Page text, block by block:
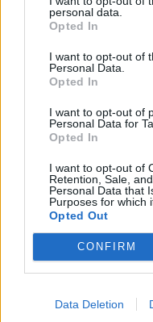
personal data.
Opted In
I want to opt-out of
Personal Data.
Opted In
I want to opt-out of
Personal Data for
Opted In
I want to opt-out of
Retention, Sale,
Personal Data that
Purposes for which
Opted Out
CONFIRM
Data Deletion
Vasárnap
11 .00 Ünnepi
főcelebráns Exc.
megyés püspök
Helyszín: Római
Bazilika
16.00
éve Nagyvárad
templomot az
Péter I. Zoltán és
Szent László